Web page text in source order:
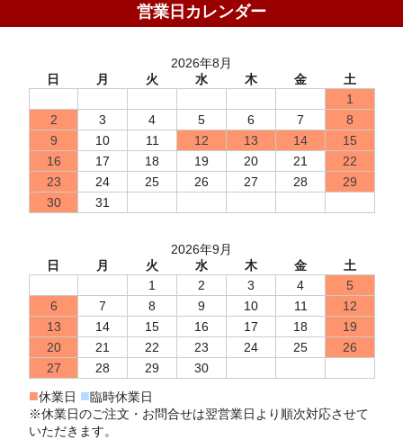
営業日カレンダー
2026年8月
日
月 火 水 木 金
土
1
2
3 4 5 6 7
8
9
10 11 12 13 14
15
16
17 18 19 20 21
22
23
24 25 26 27 28
29
30
31
2026年9月
日
月 火 水 木 金
土
1
2 3 4
5
6
7 8 9 10 11
12
13
14 15 16 17 18
19
20
21 22 23 24 25
26
27
28 29 30
■休業日 ■臨時休業日
※休業日のご注文・お問合せは翌営業日より順次対応させて
いただきます。